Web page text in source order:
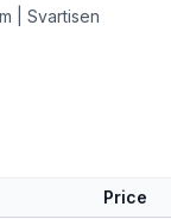
| Svartisen
Price